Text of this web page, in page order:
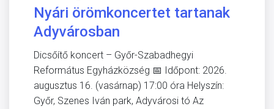
Nyári örömkoncertet tartanak
Adyvárosban
Dicsőítő koncert – Győr-Szabadhegyi
Református Egyházközség 📅 Időpont: 2026.
augusztus 16. (vasárnap) 17:00 óra Helyszín:
Győr, Szenes Iván park, Adyvárosi tó Az